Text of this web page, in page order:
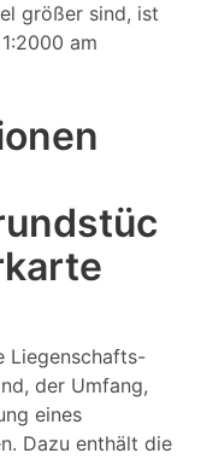
größer sind, ist
am
Liegenschafts-
der Umfang,
eines
Dazu enthält die